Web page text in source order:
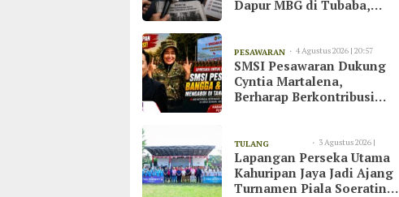
Dapur MBG di Tubaba,
Jurnalistik
PESAWARAN 4 Agustus 2026 | 20:57
SMSI Pesawaran Dukung
Cyntia Martalena,
Berharap Berkontribusi
TULANG
BAWANG
3 Agustus 2026 |
13:09
Lapangan Perseka Utama
Kahuripan Jaya Jadi Ajang
Turnamen Piala Soeratin